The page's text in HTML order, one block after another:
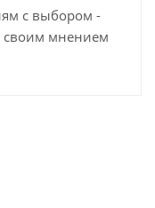
с выбором -
своим мнением